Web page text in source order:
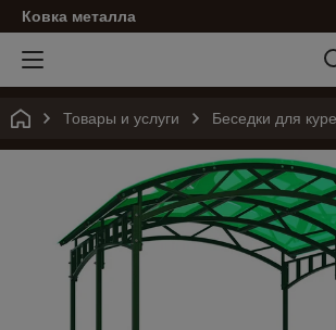
Ковка металла
Товары и услуги Беседки для